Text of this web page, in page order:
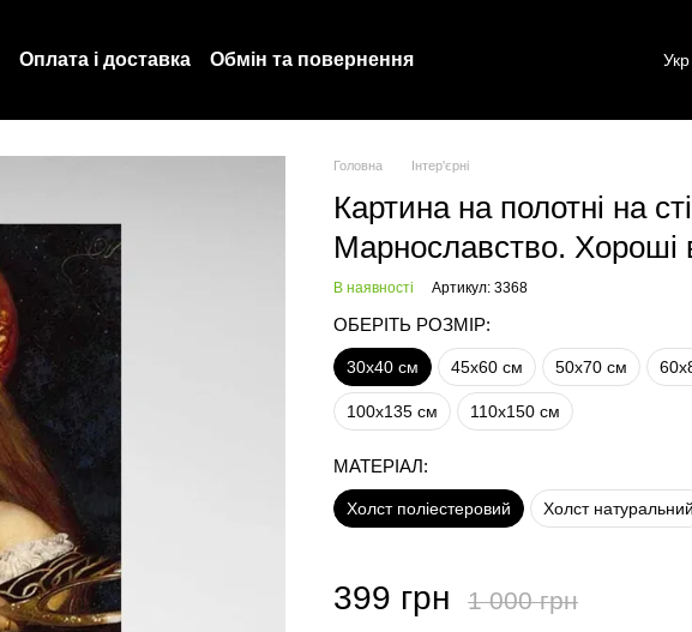
Оплата і доставка
Обмін та повернення
Укр
Головна Інтер'єрні
Картина на полотні на
Марнославство. Хороші
В наявності Артикул: 3368
ОБЕРІТЬ РОЗМІР:
30х40 см 45х60 см 50х70 см
100х135 см 110х150 см
МАТЕРІАЛ:
Холст поліестеровий Холст натуральний
399 грн 1 000 грн